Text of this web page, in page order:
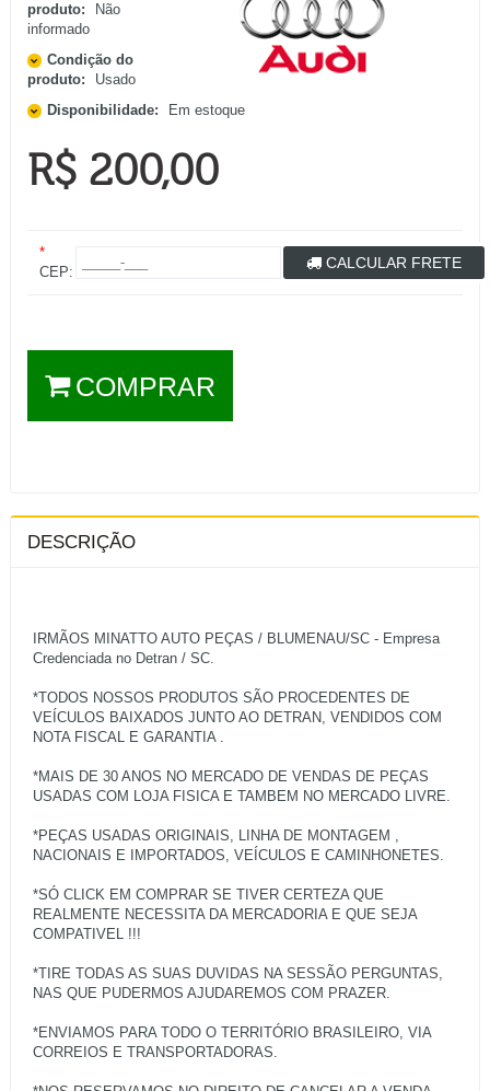
produto:
Não
informado
Condição do
produto:
Usado
Disponibilidade:
Em estoque
R$ 200,00
*
CEP:
CALCULAR FRETE
COMPRAR
DESCRIÇÃO
IRMÃOS MINATTO AUTO PEÇAS / BLUMENAU/SC - Empresa
Credenciada no Detran / SC.
*TODOS NOSSOS PRODUTOS SÃO PROCEDENTES DE
VEÍCULOS BAIXADOS JUNTO AO DETRAN, VENDIDOS COM
NOTA FISCAL E GARANTIA .
*MAIS DE 30 ANOS NO MERCADO DE VENDAS DE PEÇAS
USADAS COM LOJA FISICA E TAMBEM NO MERCADO LIVRE.
*PEÇAS USADAS ORIGINAIS, LINHA DE MONTAGEM ,
NACIONAIS E IMPORTADOS, VEÍCULOS E CAMINHONETES.
*SÓ CLICK EM COMPRAR SE TIVER CERTEZA QUE
REALMENTE NECESSITA DA MERCADORIA E QUE SEJA
COMPATIVEL !!!
*TIRE TODAS AS SUAS DUVIDAS NA SESSÃO PERGUNTAS,
NAS QUE PUDERMOS AJUDAREMOS COM PRAZER.
*ENVIAMOS PARA TODO O TERRITÓRIO BRASILEIRO, VIA
CORREIOS E TRANSPORTADORAS.